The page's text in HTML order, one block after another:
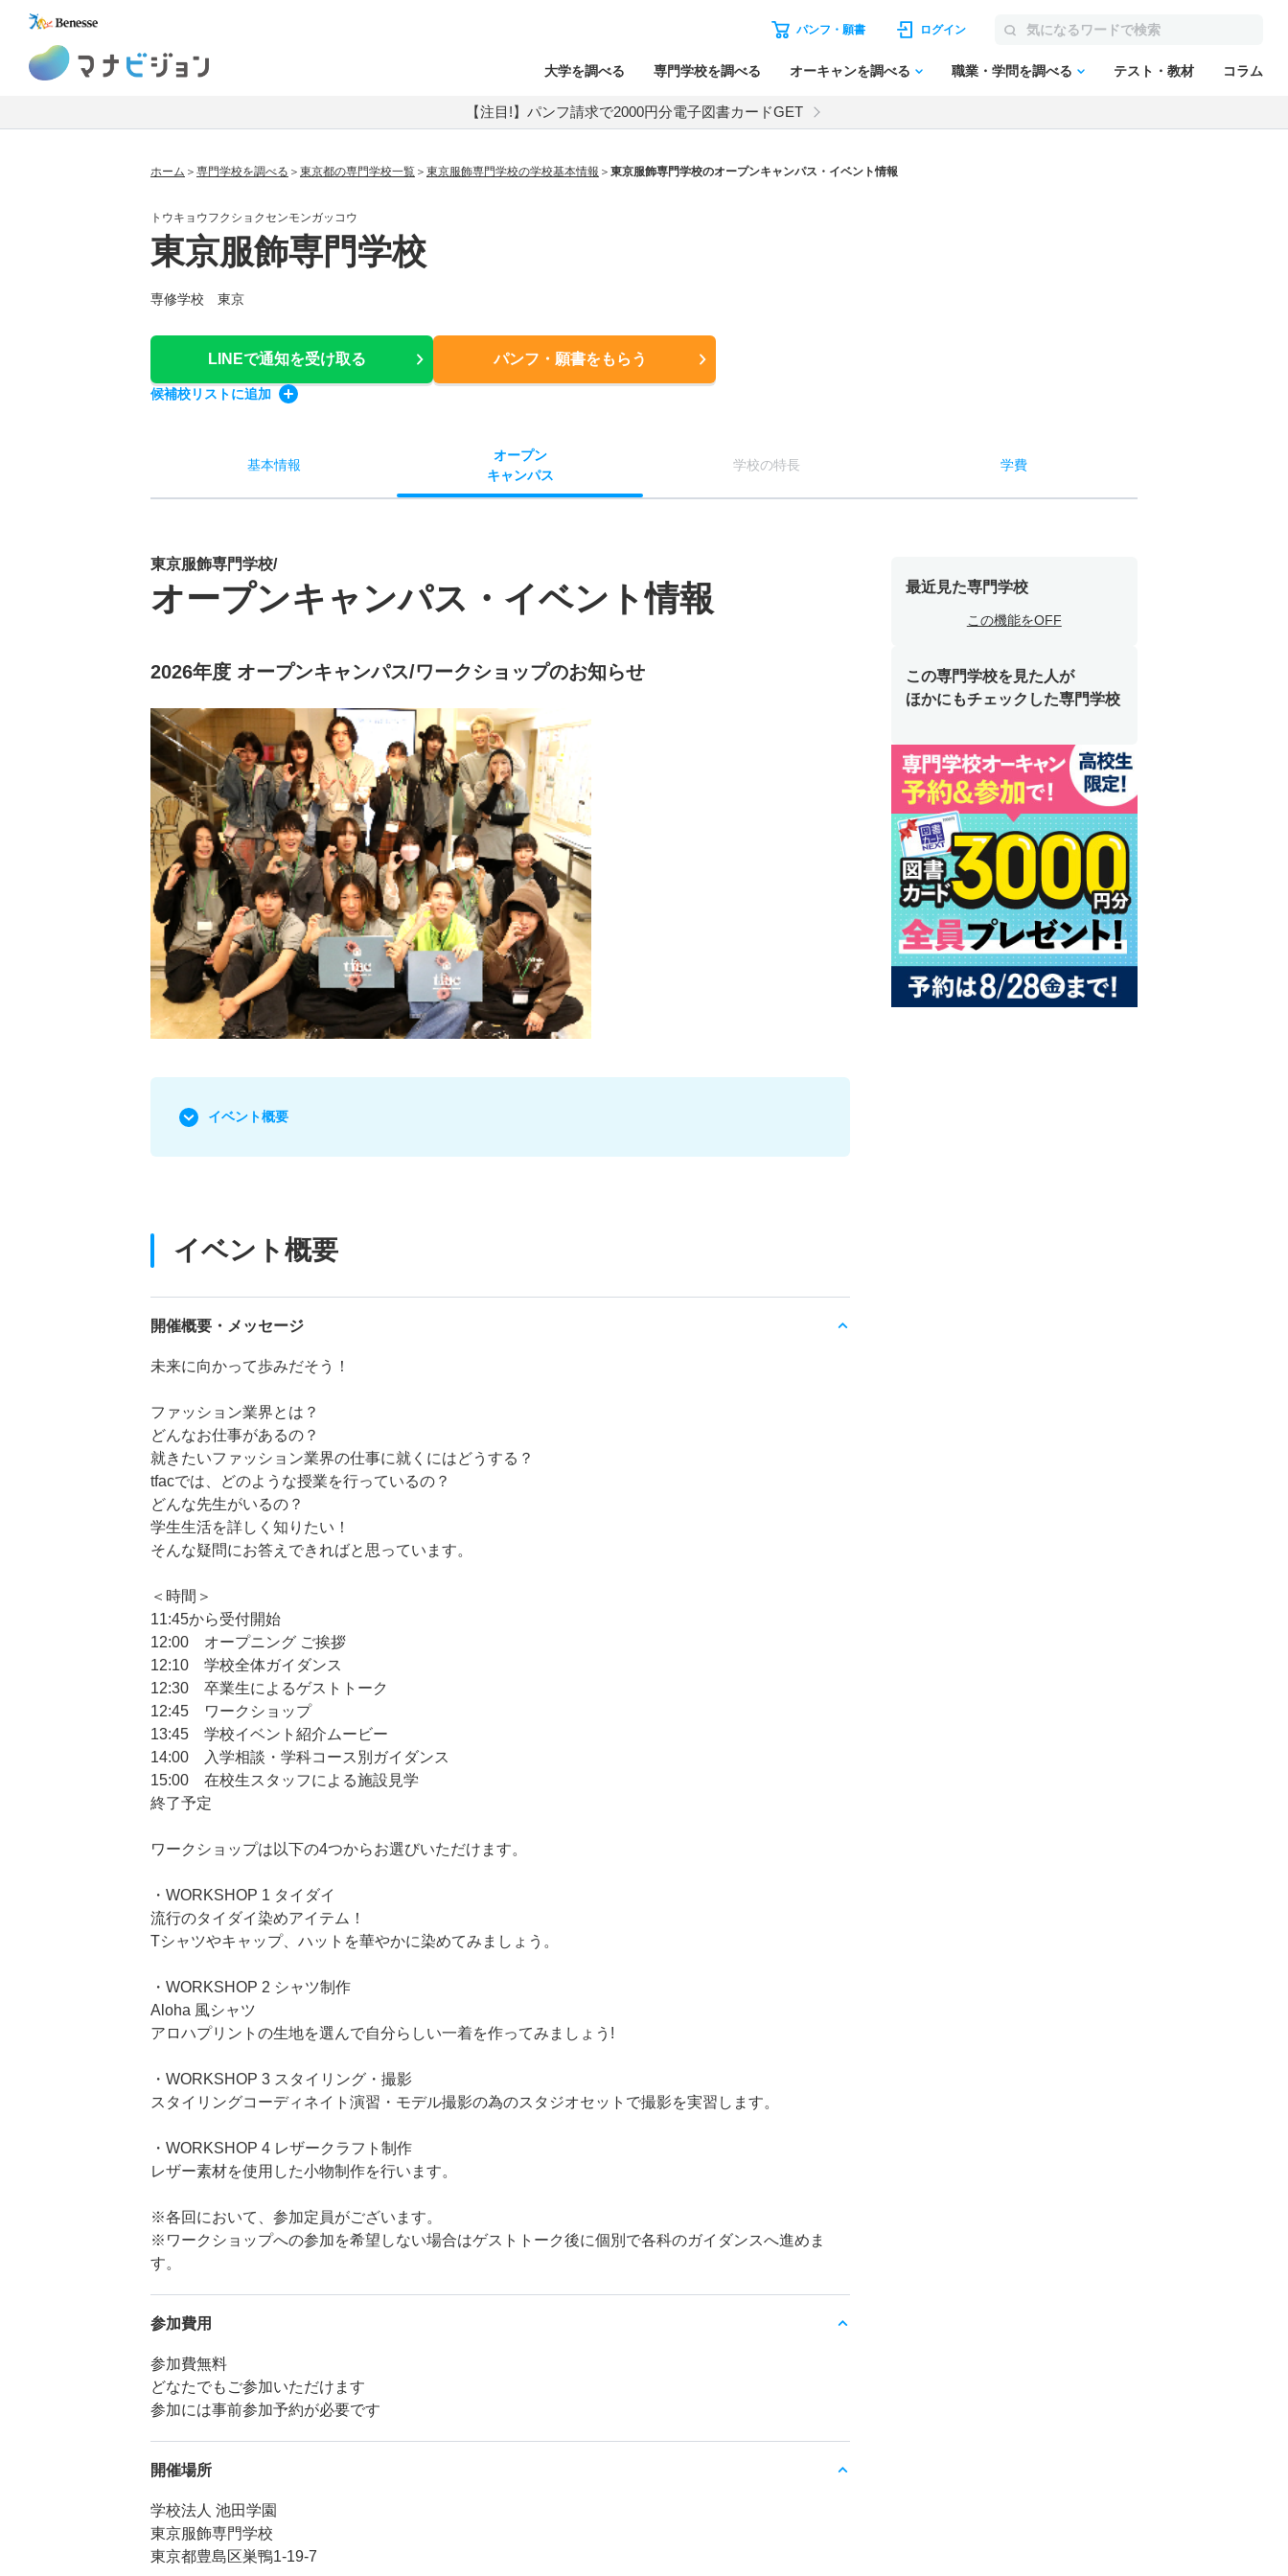
パンフ・願書 ログイン
大学を調べる 専門学校を調べる オーキャンを調べる 職業・学問を調べる テスト・教材 コラム
【注目!】パンフ請求で2000円分電子図書カードGET
ホーム 専門学校を調べる 東京都の専門学校一覧 東京服飾専門学校の学校基本情報 東京服飾専門学校のオープンキャンパス・イベント情報
トウキョウフクショクセンモンガッコウ
東京服飾専門学校
専修学校 東京
LINEで通知を受け取る パンフ・願書をもらう
候補校リストに追加
基本情報
オープン
キャンパス
学校の特長 学費
東京服飾専門学校/
オープンキャンパス・イベント情報
2026年度 オープンキャンパス/ワークショップのお知らせ
イベント概要
イベント概要
開催概要・メッセージ
未来に向かって歩みだそう！
ファッション業界とは？
どんなお仕事があるの？
就きたいファッション業界の仕事に就くにはどうする？
tfacでは、どのような授業を行っているの？
どんな先生がいるの？
学生生活を詳しく知りたい！
そんな疑問にお答えできればと思っています。
＜時間＞
11:45から受付開始
12:00 オープニング ご挨拶
12:10 学校全体ガイダンス
12:30 卒業生によるゲストトーク
12:45 ワークショップ
13:45 学校イベント紹介ムービー
14:00 入学相談・学科コース別ガイダンス
15:00 在校生スタッフによる施設見学
終了予定
ワークショップは以下の4つからお選びいただけます。
・WORKSHOP 1 タイダイ
流行のタイダイ染めアイテム！
Tシャツやキャップ、ハットを華やかに染めてみましょう。
・WORKSHOP 2 シャツ制作
Aloha 風シャツ
アロハプリントの生地を選んで自分らしい一着を作ってみましょう!
・WORKSHOP 3 スタイリング・撮影
スタイリングコーディネイト演習・モデル撮影の為のスタジオセットで撮影を実習します。
・WORKSHOP 4 レザークラフト制作
レザー素材を使用した小物制作を行います。
※各回において、参加定員がございます。
※ワークショップへの参加を希望しない場合はゲストトーク後に個別で各科のガイダンスへ進めま
す。
参加費用
参加費無料
どなたでもご参加いただけます
参加には事前参加予約が必要です
開催場所
学校法人 池田学園
東京服飾専門学校
東京都豊島区巣鴨1-19-7
最近見た専門学校
この機能をOFF
この専門学校を見た人が
ほかにもチェックした専門学校